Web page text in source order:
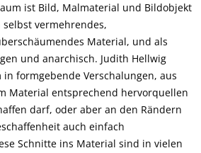
ist Bild, Malmaterial und Bildobjekt
vermehrendes,
Material, und als
und anarchisch. Judith Hellwig
formgebende Verschalungen, aus
Material entsprechend hervorquellen
darf, oder aber an den Rändern
auch einfach
Schnitte ins Material sind in vielen